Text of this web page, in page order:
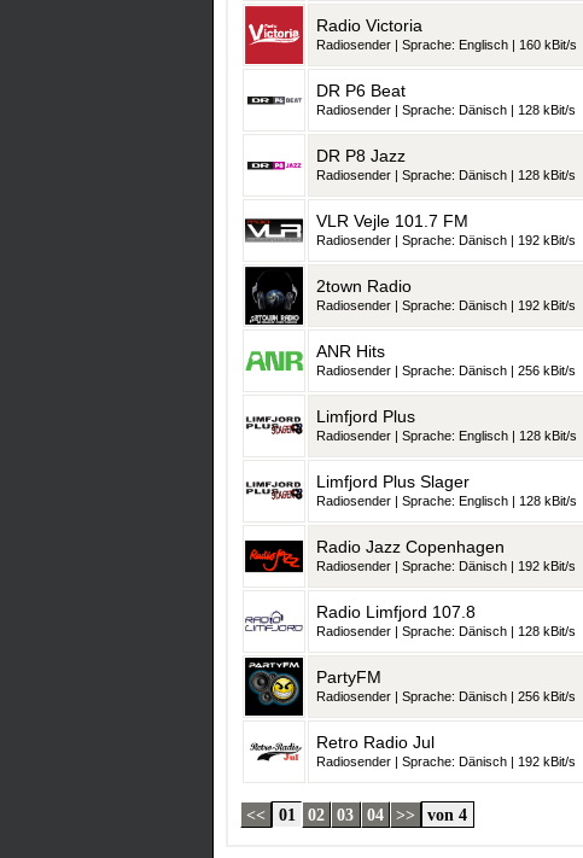
Radio Victoria
Radiosender | Sprache: Englisch | 160 kBit/s
DR P6 Beat
Radiosender | Sprache: Dänisch | 128 kBit/s
DR P8 Jazz
Radiosender | Sprache: Dänisch | 128 kBit/s
VLR Vejle 101.7 FM
Radiosender | Sprache: Dänisch | 192 kBit/s
2town Radio
Radiosender | Sprache: Dänisch | 192 kBit/s
ANR Hits
Radiosender | Sprache: Dänisch | 256 kBit/s
Limfjord Plus
Radiosender | Sprache: Englisch | 128 kBit/s
Limfjord Plus Slager
Radiosender | Sprache: Englisch | 128 kBit/s
Radio Jazz Copenhagen
Radiosender | Sprache: Dänisch | 192 kBit/s
Radio Limfjord 107.8
Radiosender | Sprache: Dänisch | 128 kBit/s
PartyFM
Radiosender | Sprache: Dänisch | 256 kBit/s
Retro Radio Jul
Radiosender | Sprache: Dänisch | 192 kBit/s
<< 01 02 03 04 >> von 4